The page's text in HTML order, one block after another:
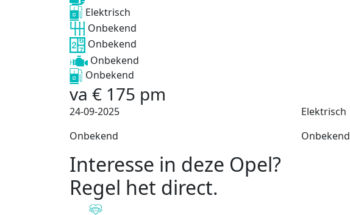
Elektrisch
Onbekend
Onbekend
Onbekend
Onbekend
va € 175 pm
24-09-2025 Elektrisch
Onbekend
Onbekend
Interesse in deze Opel?
Regel het direct.